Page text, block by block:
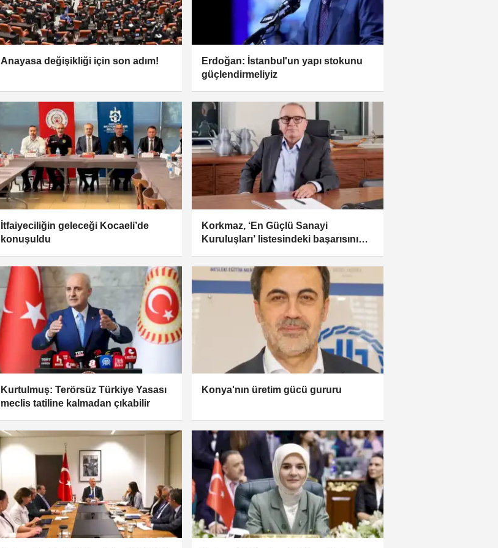
Anayasa değişikliği için son adım!
Erdoğan: İstanbul'un yapı stokunu
güçlendirmeliyiz
İtfaiyeciliğin geleceği Kocaeli’de
konuşuldu
Korkmaz, ‘En Güçlü Sanayi
Kuruluşları’ listesindeki başarısını
Kurtulmuş: Terörsüz Türkiye Yasası
meclis tatiline kalmadan çıkabilir
Konya'nın üretim gücü gururu